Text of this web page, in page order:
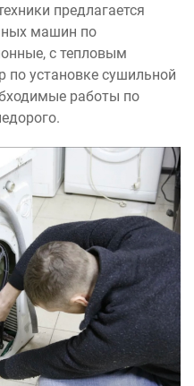
предлагается
машин по
с тепловым
по установке сушильной
работы по